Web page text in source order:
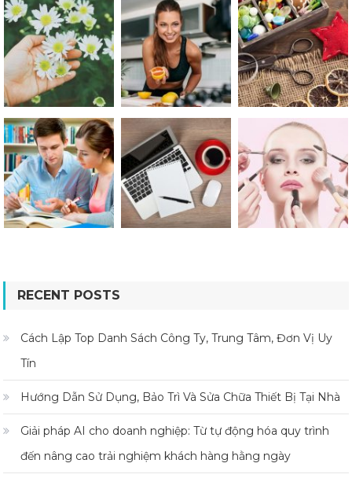
RECENT POSTS
Cách Lập Top Danh Sách Công Ty, Trung Tâm, Đơn Vị Uy
Tín
Hướng Dẫn Sử Dụng, Bảo Trì Và Sửa Chữa Thiết Bị Tại Nhà
Giải pháp AI cho doanh nghiệp: Từ tự động hóa quy trình
đến nâng cao trải nghiệm khách hàng hằng ngày